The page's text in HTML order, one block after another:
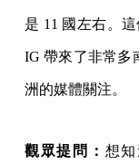
是 11 國左右。
IG 帶來了非常多
洲的媒體關注。
觀眾提問： 想